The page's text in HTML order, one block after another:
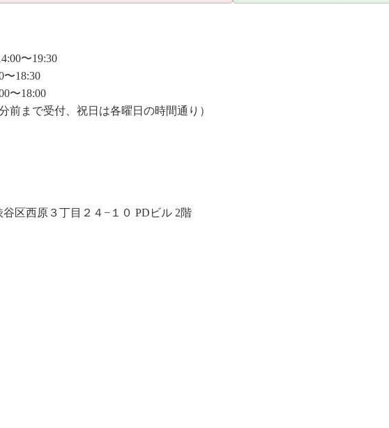
〜19:30
〜18:30
〜18:00
前まで受付、祝日は各曜日の時間通り）
谷区西原３丁目２４−１０ PDビル 2階